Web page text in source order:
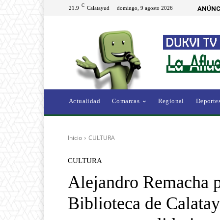
21.9 C Calatayud domingo, 9 agosto 2026
Actualidad Comarcas Regional
Inicio CULTURA
CULTURA
Alejandro Remacha
Biblioteca de